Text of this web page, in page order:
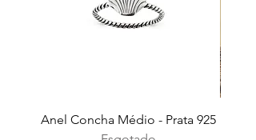
Anel Concha Médio - Prata 925